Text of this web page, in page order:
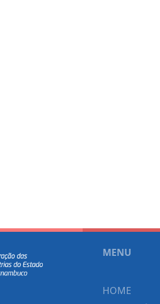
MENU
HOME